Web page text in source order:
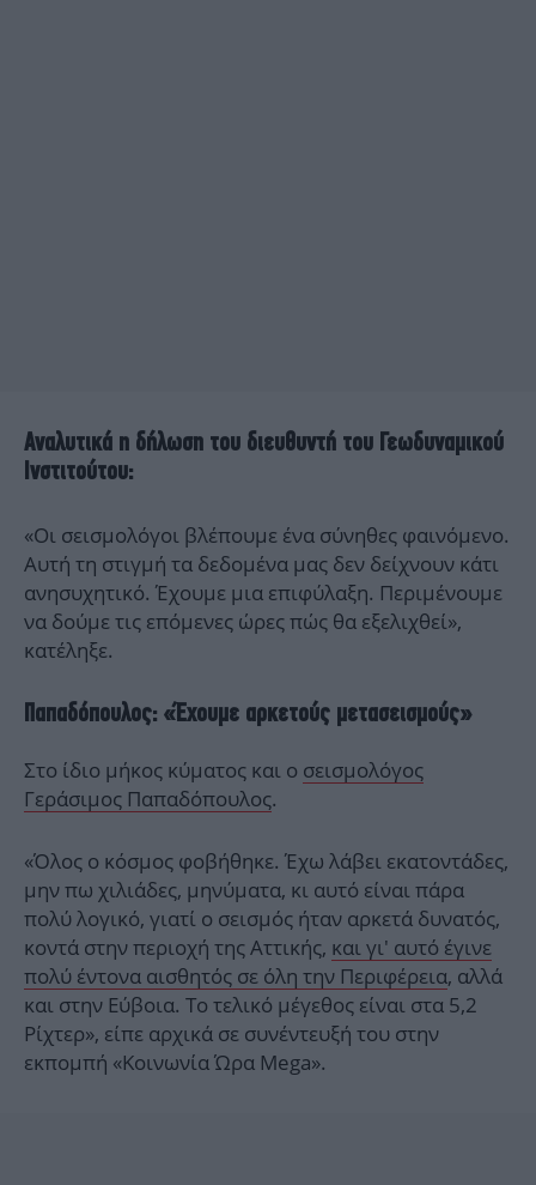
Αναλυτικά η δήλωση του διευθυντή του Γεωδυναμικού
Ινστιτούτου:
«Οι σεισμολόγοι βλέπουμε ένα σύνηθες φαινόμενο.
Αυτή τη στιγμή τα δεδομένα μας δεν δείχνουν κάτι
ανησυχητικό. Έχουμε μια επιφύλαξη. Περιμένουμε
να δούμε τις επόμενες ώρες πώς θα εξελιχθεί»,
κατέληξε.
Παπαδόπουλος: «Έχουμε αρκετούς μετασεισμούς»
Στο ίδιο μήκος κύματος και ο σεισμολόγος
Γεράσιμος Παπαδόπουλος.
«Όλος ο κόσμος φοβήθηκε. Έχω λάβει εκατοντάδες,
μην πω χιλιάδες, μηνύματα, κι αυτό είναι πάρα
πολύ λογικό, γιατί ο σεισμός ήταν αρκετά δυνατός,
κοντά στην περιοχή της Αττικής, και γι' αυτό έγινε
πολύ έντονα αισθητός σε όλη την Περιφέρεια, αλλά
και στην Εύβοια. Το τελικό μέγεθος είναι στα 5,2
Ρίχτερ», είπε αρχικά σε συνέντευξή του στην
εκπομπή «Κοινωνία Ώρα Mega».